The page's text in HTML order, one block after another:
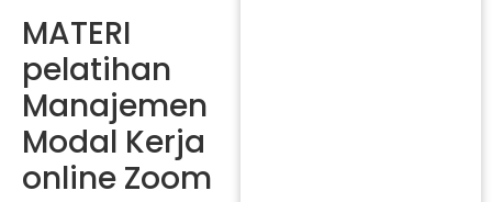
MATERI
pelatihan
Manajemen
Modal Kerja
online Zoom